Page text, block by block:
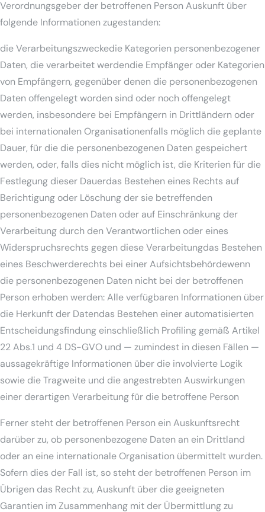
Verordnungsgeber der betroffenen Person Auskunft über
folgende Informationen zugestanden:
die Verarbeitungszweckedie Kategorien personenbezogener
Daten, die verarbeitet werdendie Empfänger oder Kategorien
von Empfängern, gegenüber denen die personenbezogenen
Daten offengelegt worden sind oder noch offengelegt
werden, insbesondere bei Empfängern in Drittländern oder
bei internationalen Organisationenfalls möglich die geplante
Dauer, für die die personenbezogenen Daten gespeichert
werden, oder, falls dies nicht möglich ist, die Kriterien für die
Festlegung dieser Dauerdas Bestehen eines Rechts auf
Berichtigung oder Löschung der sie betreffenden
personenbezogenen Daten oder auf Einschränkung der
Verarbeitung durch den Verantwortlichen oder eines
Widerspruchsrechts gegen diese Verarbeitungdas Bestehen
eines Beschwerderechts bei einer Aufsichtsbehördewenn
die personenbezogenen Daten nicht bei der betroffenen
Person erhoben werden: Alle verfügbaren Informationen über
die Herkunft der Datendas Bestehen einer automatisierten
Entscheidungsfindung einschließlich Profiling gemäß Artikel
22 Abs.1 und 4 DS-GVO und — zumindest in diesen Fällen —
aussagekräftige Informationen über die involvierte Logik
sowie die Tragweite und die angestrebten Auswirkungen
einer derartigen Verarbeitung für die betroffene Person
Ferner steht der betroffenen Person ein Auskunftsrecht
darüber zu, ob personenbezogene Daten an ein Drittland
oder an eine internationale Organisation übermittelt wurden.
Sofern dies der Fall ist, so steht der betroffenen Person im
Übrigen das Recht zu, Auskunft über die geeigneten
Garantien im Zusammenhang mit der Übermittlung zu